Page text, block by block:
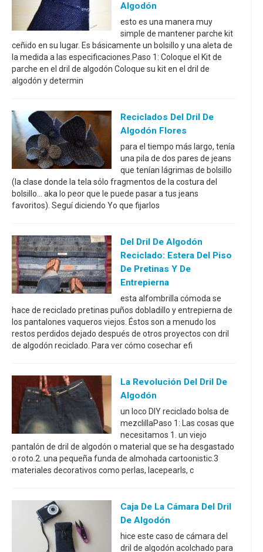
Algodón
esto es una manera muy
simple de mantener parche kit
ceñido en su lugar. Es básicamente un bolsillo y una aleta de
la medida a las especificaciones.Paso 1: Coloque el Kit de
parche en el dril de algodón Coloque su kit en el dril de
algodón y determin
Reciclados Del Dril De
Algodón Flores
para el tiempo más largo, tenía
una pila de dos pares de jeans
que tenían lágrimas de bolsillo
(la clase donde la tela sólo fragmentos de la costura del
bolsillo... aka lo peor que le puede pasar a tus jeans
favoritos). Seguí diciendo Yo que fijarlos
Del Dril De Algodón
Reciclado: Estera Del Piso
De Pretinas Y De
Entrepierna
esta alfombrilla cómoda se
hace de reciclado pretinas puños dobladillo y entrepierna de
los pantalones vaqueros viejos. Éstos son a menudo los
restos perdidos dejado después de otros proyectos con dril
de algodón reciclado. Para ver cómo cosechar efi
La Revolución Del Dril De
Algodón
un loco DIY reciclado bolsa de
mezclillaPaso 1: Las cosas que
necesitamos 1. un viejo
pantalón de dril de algodón o material que se ha desgastado
o roto.2. una pequeña funda de almohada cartoonistic.3
materiales decorativos como perlas, lacepearls, c
Caja De La Cámara Del Dril
De Algodón
hice este caso de cámara del
dril de algodón acolchado para